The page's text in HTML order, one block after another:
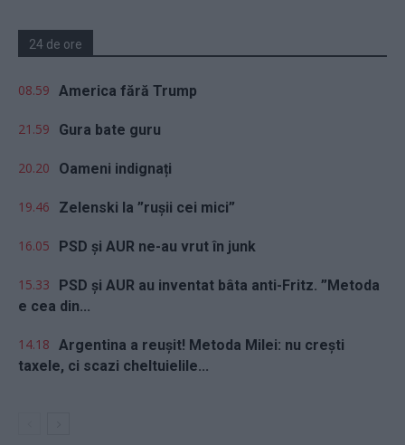
24 de ore
08.59 America fără Trump
21.59 Gura bate guru
20.20 Oameni indignați
19.46 Zelenski la ”rușii cei mici”
16.05 PSD și AUR ne-au vrut în junk
15.33
PSD și AUR au inventat bâta anti-Fritz. ”Metoda
e cea din...
14.18 Argentina a reușit! Metoda Milei: nu crești
taxele, ci scazi cheltuielile...